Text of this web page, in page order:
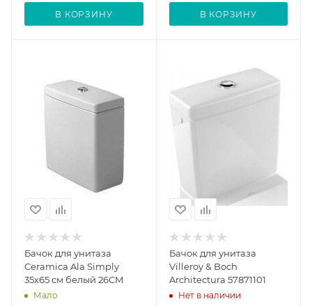
В КОРЗИНУ В КОРЗИНУ
Бачок для унитаза
Ceramica Ala Simply
35х65 см белый 26CM
Мало
Бачок для унитаза
Villeroy & Boch
Architectura 57871101
Нет в наличии